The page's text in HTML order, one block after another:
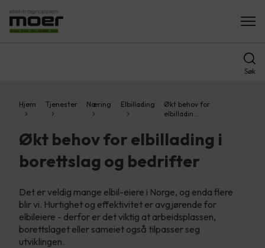
Søk
Hjem Tjenester Næring Elbillading
Økt behov for
elbilladin…
Økt behov for elbillading i
borettslag og bedrifter
Det er veldig mange elbil-eiere i Norge, og enda flere
blir vi. Hurtighet og effektivitet er avgjørende for
elbileiere - derfor er det viktig at arbeidsplassen,
borettslaget eller sameiet også tilpasser seg
utviklingen.